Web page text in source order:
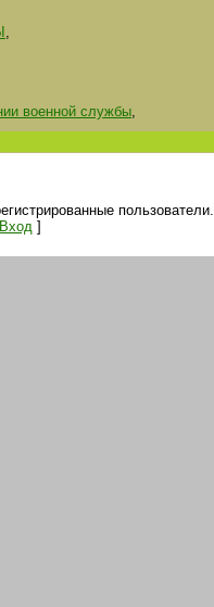
военной службы
пользователи.
Вход]